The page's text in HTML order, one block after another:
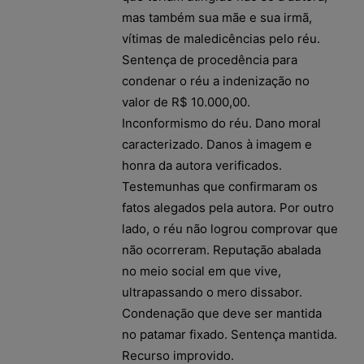
mas também sua mãe e sua irmã,
vítimas de maledicências pelo réu.
Sentença de procedência para
condenar o réu a indenização no
valor de R$ 10.000,00.
Inconformismo do réu. Dano moral
caracterizado. Danos à imagem e
honra da autora verificados.
Testemunhas que confirmaram os
fatos alegados pela autora. Por outro
lado, o réu não logrou comprovar que
não ocorreram. Reputação abalada
no meio social em que vive,
ultrapassando o mero dissabor.
Condenação que deve ser mantida
no patamar fixado. Sentença mantida.
Recurso improvido.